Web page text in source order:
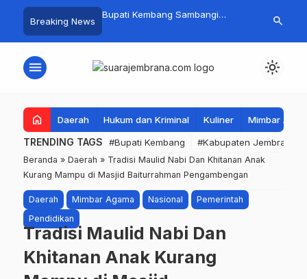
Breaking News
PKK Provinsi Bali di
Omzet Ratusan
Bupati Kembang Sambangi
Bantuan Disalurkan untuk
Tim
Perairan
search
menu light_mode
home Daerah Hukum dan Kriminal Kuliner Mimbar
TRENDING TAGS #Bupati Kembang #Kabupaten Jembrana
Beranda » Daerah » Tradisi Maulid Nabi Dan Khitanan Anak
Kurang Mampu di Masjid Baiturrahman Pengambengan
Daerah Mimbar Agama Nasional
Pemerintah
Pendidikan
Tradisi Maulid Nabi Dan
Khitanan Anak Kurang